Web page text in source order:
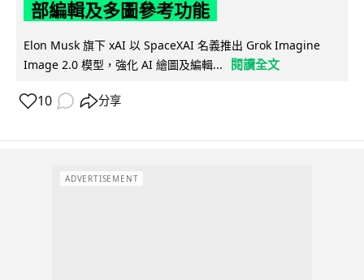
部編輯及多圖參考功能
Elon Musk 旗下 xAI 以 SpaceXAI 名義推出 Grok Imagine
Image 2.0 模型，強化 AI 繪圖及編輯...
閱讀全文
10 分享
ADVERTISEMENT